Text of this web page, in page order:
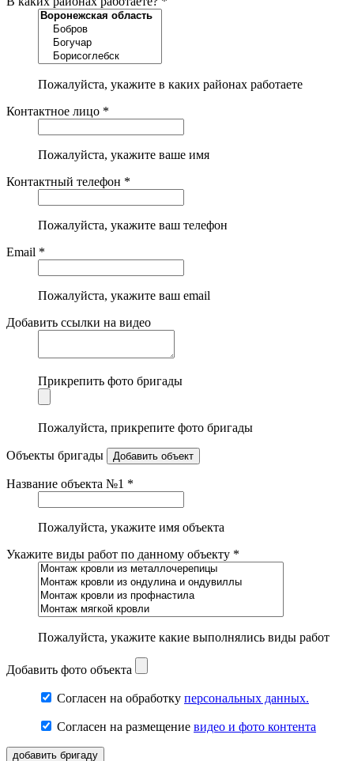
Пожалуйста, укажите в каких районах работаете
Контактное лицо *
Пожалуйста, укажите ваше имя
Контактный телефон *
Пожалуйста, укажите ваш телефон
Email *
Пожалуйста, укажите ваш email
Добавить ссылки на видео
Прикрепить фото бригады
Пожалуйста, прикрепите фото бригады
Объекты бригады Добавить объект
Название объекта №1 *
Пожалуйста, укажите имя объекта
Укажите виды работ по данному объекту *
Пожалуйста, укажите какие выполнялись виды работ
Добавить фото объекта
Согласен на обработку персональных данных.
Согласен на размещение видео и фото контента